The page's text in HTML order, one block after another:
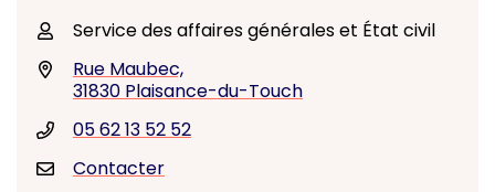
Service des affaires générales et État civil
Rue Maubec,
31830 Plaisance-du-Touch
05 62 13 52 52
Contacter